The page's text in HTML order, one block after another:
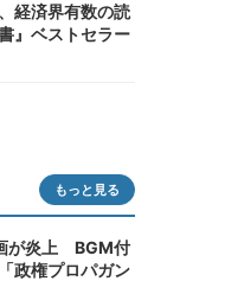
経済界有数の読
』ベストセラー
もっと見る
が炎上 BGM付
政権プロパガン